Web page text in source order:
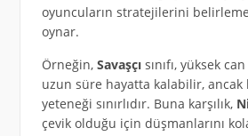
oyuncuların stratejilerini
oynar.
Örneğin, Savaşçısınıfı, yüksek
uzun süre hayatta kalabilir, ancak
yeteneği sınırlıdır. Buna karşılık,
çevik olduğu için düşmanlarını